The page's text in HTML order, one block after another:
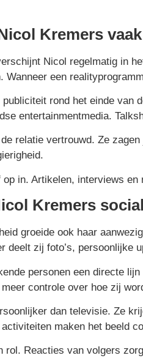
Kremers
Nicol regelmatig in
Wanneer een
rond het einde
entertainmentmedia.
relatie vertrouwd. Ze
in. Artikelen, interviews
Kremers
groeide ook haar
deelt zij foto’s, persoonlijke
personen een directe
controle over hoe zij
dan televisie. Ze
maken het beeld
rol. Reacties van volgers